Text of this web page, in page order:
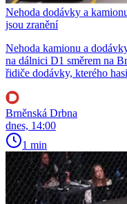
Nehoda dodávky a
jsou zranění
Nehoda kamionu a
na dálnici D1 směrem na
řidiče dodávky, kterého
Brněnská Drbna
dnes, 14:00
1 min